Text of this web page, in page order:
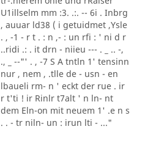
U1illselm mm :3. .:. -- 6i . Inbrg
, auuar ld38 ( i getuidmet ,Ysle
. , -1 - r t . : n ,- : un rfi : ' ni d r
..ridi .: . it drn - niieu --- . _ .. -,
., _ --"' . , -7 S A tntln 1' tensinn
nur , nem , .tlle de - usn - en
lbaueli rm- n ' eckt der rue . ir
r t'ti ! ir Rinlr t7alt ' n ln- nt
dem Eln-on mit neuem 1' .e n s
. . - tr niln- un : irun lti - ..."